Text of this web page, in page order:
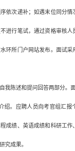
依次递补；如遇末位同分情
进行笔试，通过资格审核人
环所门户网站发布。面试采
陈述和提问回答两部分。面
绍。应聘人员向考官组汇报
成绩、英语成绩和科研工作
究成果。